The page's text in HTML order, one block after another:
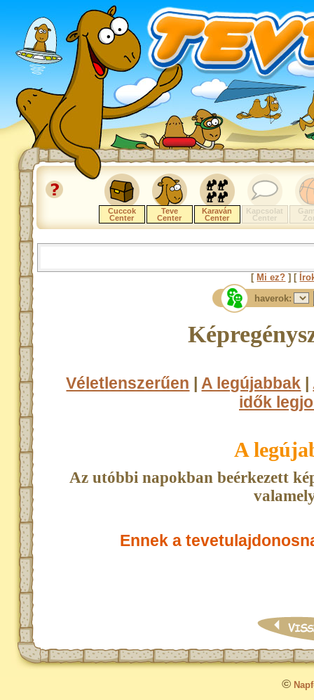
Cuccok
Center
Teve
Center
Karaván
Center
Kapcsolat
Center
[ Mi ez? ] [
haverok:
Véletlenszerűen | A legújabbak |
idők
A
Az utóbbi napokban beérkezett
Ennek a
©